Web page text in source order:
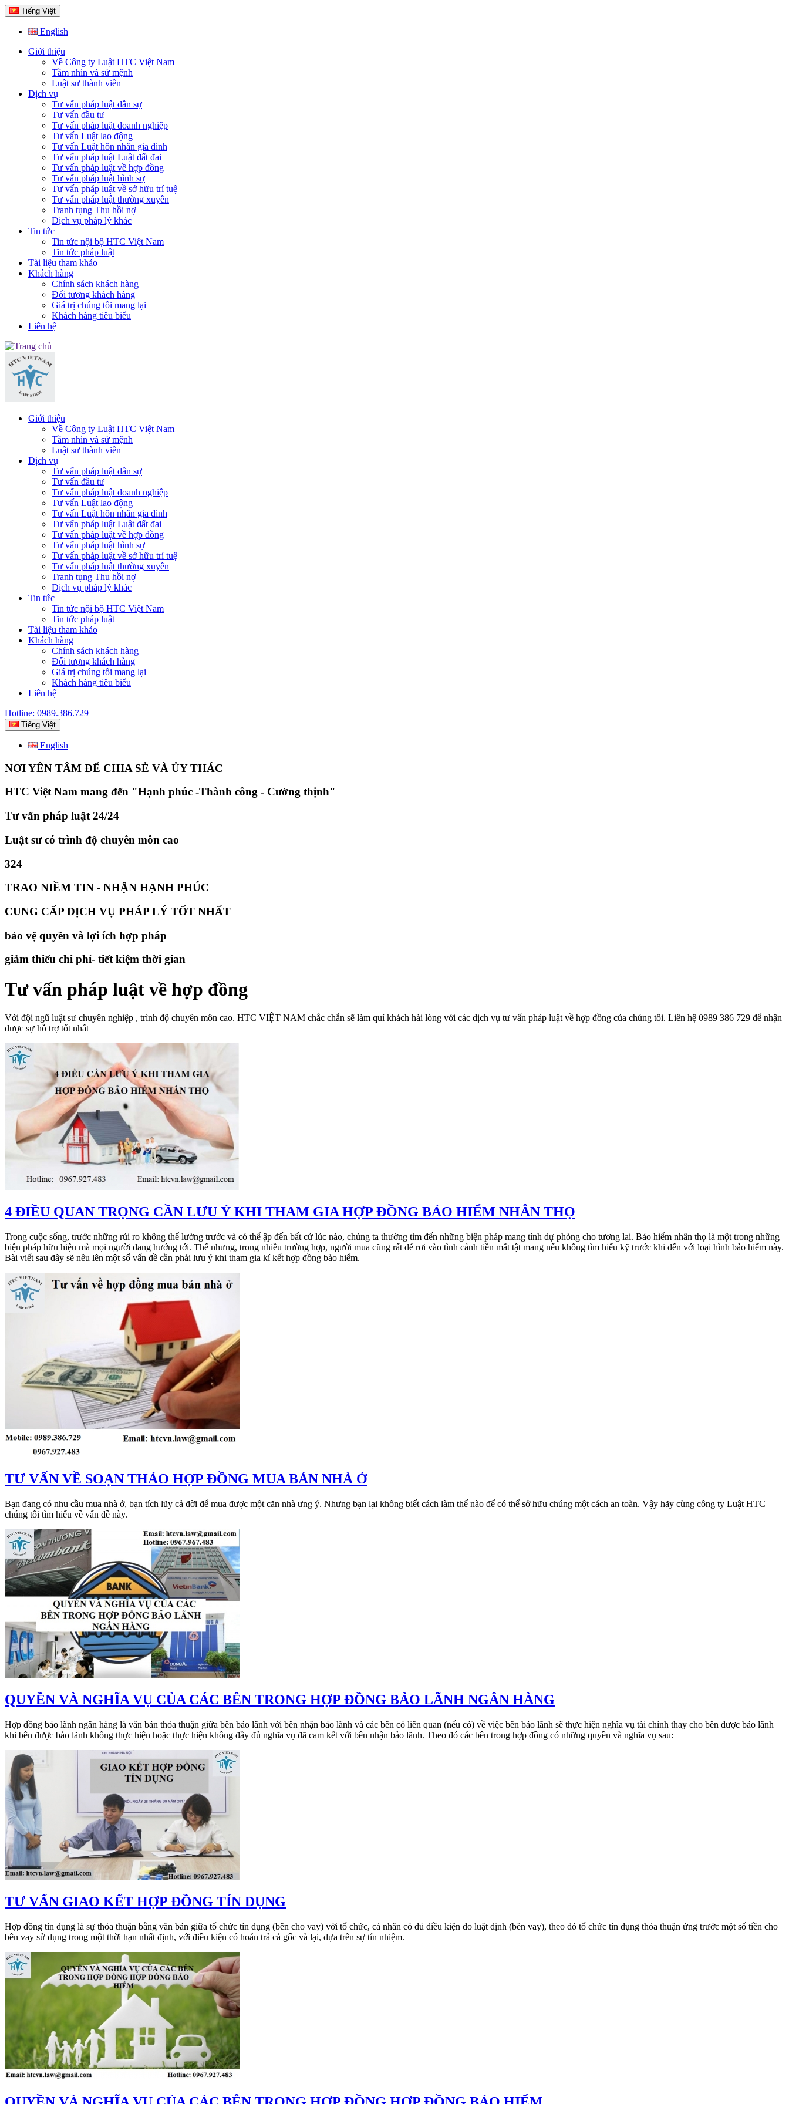
Tiếng Việt
English
Giới thiệu
Về Công ty Luật HTC Việt Nam
Tầm nhìn và sứ mệnh
Luật sư thành viên
Dịch vụ
Tư vấn pháp luật dân sự
Tư vấn đầu tư
Tư vấn pháp luật doanh nghiệp
Tư vấn Luật lao động
Tư vấn Luật hôn nhân gia đình
Tư vấn pháp luật Luật đất đai
Tư vấn pháp luật về hợp đồng
Tư vấn pháp luật hình sự
Tư vấn pháp luật về sở hữu trí tuệ
Tư vấn pháp luật thường xuyên
Tranh tụng Thu hồi nợ
Dịch vụ pháp lý khác
Tin tức
Tin tức nội bộ HTC Việt Nam
Tin tức pháp luật
Tài liệu tham khảo
Khách hàng
Chính sách khách hàng
Đối tượng khách hàng
Giá trị chúng tôi mang lại
Khách hàng tiêu biểu
Liên hệ
Giới thiệu
Về Công ty Luật HTC Việt Nam
Tầm nhìn và sứ mệnh
Luật sư thành viên
Dịch vụ
Tư vấn pháp luật dân sự
Tư vấn đầu tư
Tư vấn pháp luật doanh nghiệp
Tư vấn Luật lao động
Tư vấn Luật hôn nhân gia đình
Tư vấn pháp luật Luật đất đai
Tư vấn pháp luật về hợp đồng
Tư vấn pháp luật hình sự
Tư vấn pháp luật về sở hữu trí tuệ
Tư vấn pháp luật thường xuyên
Tranh tụng Thu hồi nợ
Dịch vụ pháp lý khác
Tin tức
Tin tức nội bộ HTC Việt Nam
Tin tức pháp luật
Tài liệu tham khảo
Khách hàng
Chính sách khách hàng
Đối tượng khách hàng
Giá trị chúng tôi mang lại
Khách hàng tiêu biểu
Liên hệ
Hotline: 0989.386.729
Tiếng Việt
English
NƠI YÊN TÂM ĐỂ CHIA SẺ VÀ ỦY THÁC
HTC Việt Nam mang đến "Hạnh phúc -Thành công - Cường thịnh"
Tư vấn pháp luật 24/24
Luật sư có trình độ chuyên môn cao
324
TRAO NIỀM TIN - NHẬN HẠNH PHÚC
CUNG CẤP DỊCH VỤ PHÁP LÝ TỐT NHẤT
bảo vệ quyền và lợi ích hợp pháp
giảm thiếu chi phí- tiết kiệm thời gian
Tư vấn pháp luật về hợp đồng
Với đội ngũ luật sư chuyên nghiệp , trình độ chuyên môn cao. HTC VIỆT NAM chắc chắn sẽ làm quí khách hài lòng với các dịch vụ tư vấn pháp luật về hợp đồng của chúng tôi. Liên hệ 0989 386 729 để nhận
được sự hỗ trợ tốt nhất
​4 ĐIỀU QUAN TRỌNG CẦN LƯU Ý KHI THAM GIA HỢP ĐỒNG BẢO HIỂM NHÂN THỌ
Trong cuộc sống, trước những rủi ro không thể lường trước và có thể ập đến bất cứ lúc nào, chúng ta thường tìm đến những biện pháp mang tính dự phòng cho tương lai. Bảo hiểm nhân thọ là một trong những
biện pháp hữu hiệu mà mọi người đang hướng tới. Thế nhưng, trong nhiều trường hợp, người mua cũng rất dễ rơi vào tình cảnh tiền mất tật mang nếu không tìm hiểu kỹ trước khi đến với loại hình bảo hiểm này.
Bài viết sau đây sẽ nêu lên một số vấn đề cần phải lưu ý khi tham gia kí kết hợp đồng bảo hiểm.
​TƯ VẤN VỀ SOẠN THẢO HỢP ĐỒNG MUA BÁN NHÀ Ở
Bạn đang có nhu cầu mua nhà ở, bạn tích lũy cả đời để mua được một căn nhà ưng ý. Nhưng bạn lại không biết cách làm thế nào để có thể sở hữu chúng một cách an toàn. Vậy hãy cùng công ty Luật HTC
chúng tôi tìm hiểu về vấn đề này.
QUYỀN VÀ NGHĨA VỤ CỦA CÁC BÊN TRONG HỢP ĐỒNG BẢO LÃNH NGÂN HÀNG
Hợp đồng bảo lãnh ngân hàng là văn bản thỏa thuận giữa bên bảo lãnh với bên nhận bảo lãnh và các bên có liên quan (nếu có) về việc bên bảo lãnh sẽ thực hiện nghĩa vụ tài chính thay cho bên được bảo lãnh
khi bên được bảo lãnh không thực hiện hoặc thực hiện không đầy đủ nghĩa vụ đã cam kết với bên nhận bảo lãnh. Theo đó các bên trong hợp đồng có những quyền và nghĩa vụ sau:
TƯ VẤN GIAO KẾT HỢP ĐỒNG TÍN DỤNG
Hợp đồng tín dụng là sự thỏa thuận bằng văn bản giữa tổ chức tín dụng (bên cho vay) với tổ chức, cá nhân có đủ điều kiện do luật định (bên vay), theo đó tổ chức tín dụng thỏa thuận ứng trước một số tiền cho
bên vay sử dụng trong một thời hạn nhất định, với điều kiện có hoán trả cả gốc và lại, dựa trên sự tín nhiệm.